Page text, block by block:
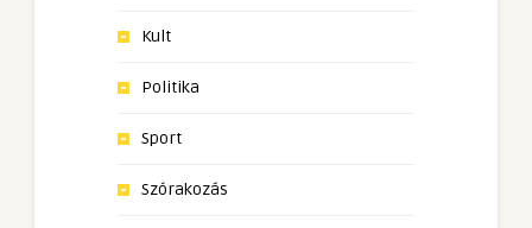
Kult
Politika
Sport
Szórakozás